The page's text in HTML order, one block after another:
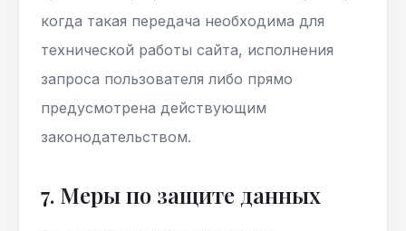
когда такая передача необходима для
технической работы сайта, исполнения
запроса пользователя либо прямо
предусмотрена действующим
законодательством.
7. Меры по защите данных